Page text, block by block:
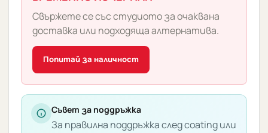
Свържете се със студиото за очаквана
доставка или подходяща алтернатива.
Попитай за наличност
Съвет за поддръжка
За правилна поддръжка след coating или